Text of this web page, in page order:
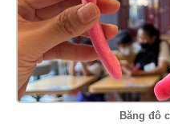
Băng đô